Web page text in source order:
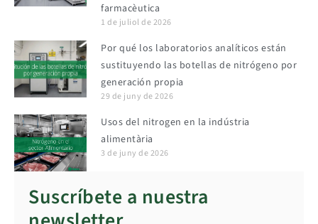
farmacèutica
1 de juliol de 2026
Por qué los laboratorios analíticos están
sustituyendo las botellas de nitrógeno por
generación propia
29 de juny de 2026
Usos del nitrogen en la indústria
alimentària
3 de juny de 2026
Suscríbete a nuestra